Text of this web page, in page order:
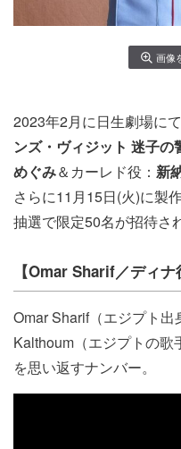
画像
2023年2月に日生劇場にて
ンズ・ヴィジット 迷子の
めぐみ＆カーレド役： 新
さらに11月15日(火)に製
抽選で限定50名が招待さ
【Omar Sharif／ディナ
Omar Sharif（エジプト
Kalthoum（エジプトの歌
を思い返すナンバー。